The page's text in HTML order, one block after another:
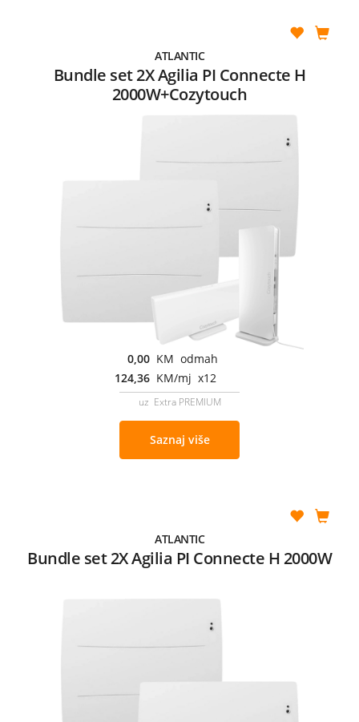
ATLANTIC
Bundle set 2X Agilia PI Connecte H
2000W+Cozytouch
0,00 KM odmah
124,36 KM/mj x12
uz Extra PREMIUM
Saznaj više
ATLANTIC
Bundle set 2X Agilia PI Connecte H 2000W